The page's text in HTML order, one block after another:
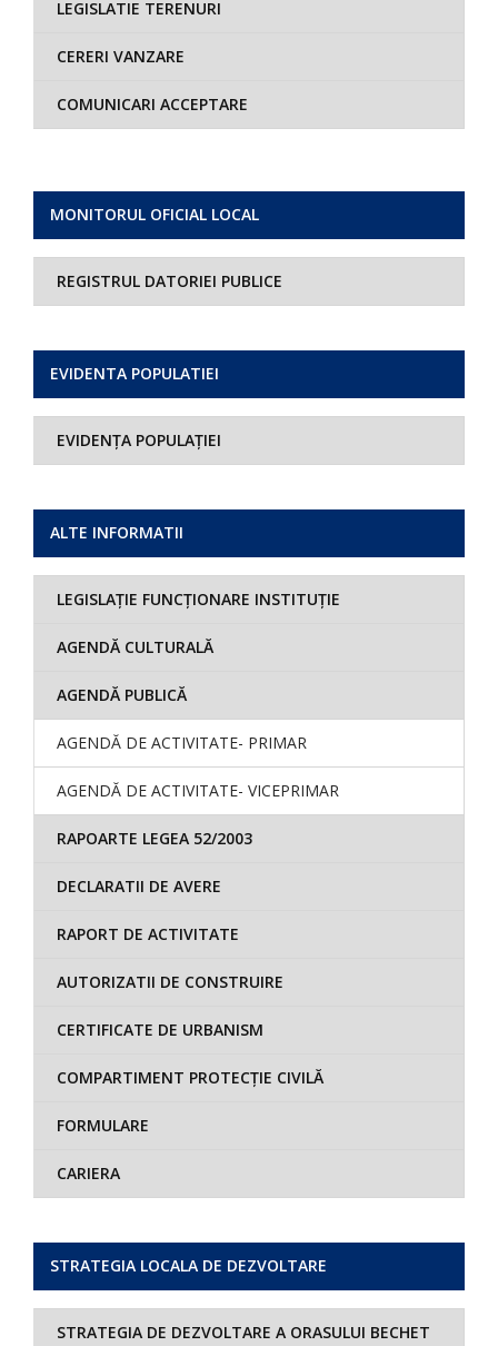
MONITORUL OFICIAL LOCAL
REGISTRUL DATORIEI PUBLICE
EVIDENTA POPULATIEI
EVIDENȚA POPULAȚIEI
ALTE INFORMATII
LEGISLAȚIE FUNCȚIONARE INSTITUȚIE
AGENDĂ CULTURALĂ
AGENDĂ PUBLICĂ
AGENDĂ DE ACTIVITATE- PRIMAR
AGENDĂ DE ACTIVITATE- VICEPRIMAR
RAPOARTE LEGEA 52/2003
DECLARATII DE AVERE
RAPORT DE ACTIVITATE
AUTORIZATII DE CONSTRUIRE
CERTIFICATE DE URBANISM
COMPARTIMENT PROTECȚIE CIVILĂ
FORMULARE
CARIERA
STRATEGIA LOCALA DE DEZVOLTARE
STRATEGIA DE DEZVOLTARE A ORASULUI BECHET
LEGISLATIE TERENURI
CERERI VANZARE
COMUNICARI ACCEPTARE